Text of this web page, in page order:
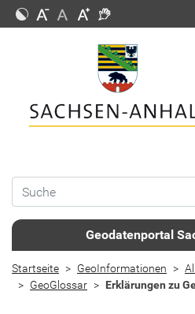
Geodatenportal
Startseite GeoInformationen
GeoGlossar
Erklärungen zu